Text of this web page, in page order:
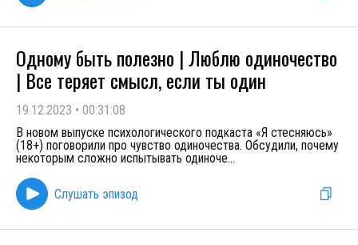
Одному быть полезно | Люблю одиночество
| Все теряет смысл, если ты один
19.12.2023 • 00:31:08
В новом выпуске психологического подкаста «Я стесняюсь»
(18+) поговорили про чувство одиночества. Обсудили, почему
некоторым сложно испытывать одиноче...
Слушать эпизод